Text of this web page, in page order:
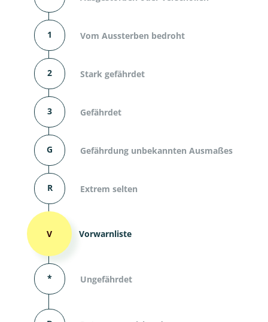
1 Vom Aussterben bedroht
2 Stark gefährdet
3 Gefährdet
G Gefährdung unbekannten Ausmaßes
R Extrem selten
V Vorwarnliste
* Ungefährdet